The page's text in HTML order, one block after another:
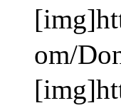
om/